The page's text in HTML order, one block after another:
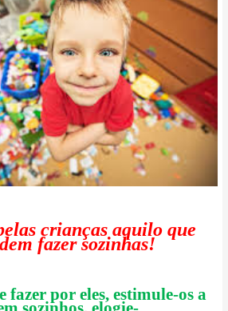
crianças aquilo que
fazer sozinhas!
fazer por eles, estimule-os a